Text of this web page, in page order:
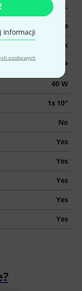
informacji
osobowych
1 szt.
Short Scale
Black
P
40 W
1x 10"
No
Yes
Yes
Yes
Yes
Yes